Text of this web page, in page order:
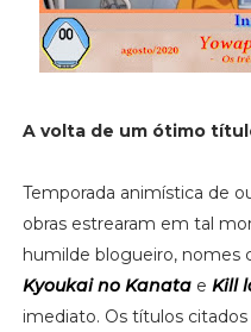
A volta de um ótimo
Temporada animística de
obras estrearam em tal
humilde blogueiro, nomes
Kyoukai no Kanatae Kill
imediato. Os títulos